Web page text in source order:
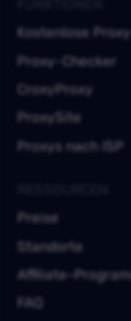
Kostenlose
Proxy-Checker
CroxyProxy
ProxySite
Proxys nach ISP
Preise
Standorte
Affiliate-
FAQ